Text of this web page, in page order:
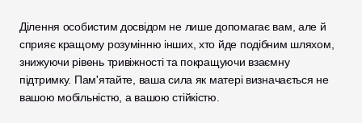
Ділення особистим досвідом не лише допомагає вам, але й
сприяє кращому розумінню інших, хто йде подібним шляхом,
знижуючи рівень тривіжності та покращуючи взаємну
підтримку. Пам'ятайте, ваша сила як матері визначається не
вашою мобільністю, а вашою стійкістю.